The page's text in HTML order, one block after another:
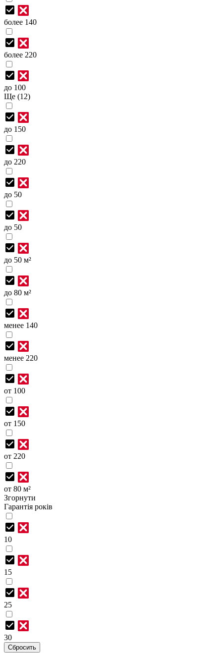
более 140
более 220
до 100
Ще (12)
до 150
до 220
до 50
до 50
до 50 м²
до 80 м²
менее 140
менее 220
от 100
от 150
от 220
от 80 м²
Згорнути
Гарантія років
10
15
25
30